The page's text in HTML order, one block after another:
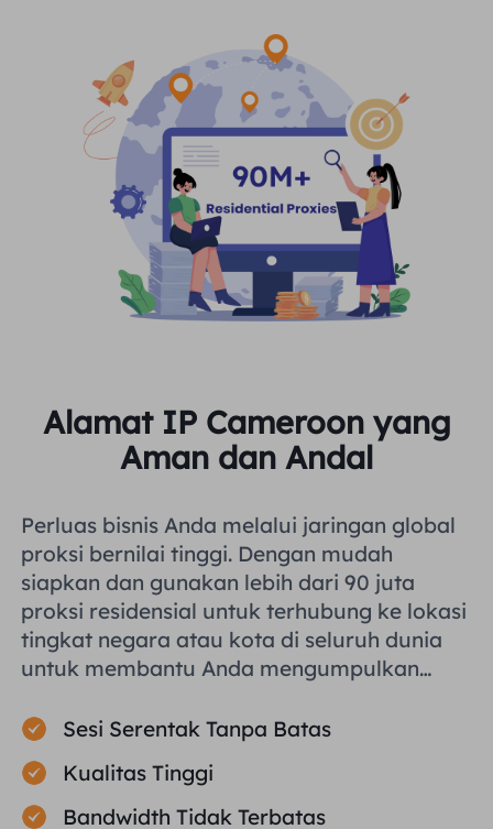
Alamat IP Cameroon yang
Aman dan Andal
Perluas bisnis Anda melalui jaringan global
proksi bernilai tinggi. Dengan mudah
siapkan dan gunakan lebih dari 90 juta
proksi residensial untuk terhubung ke lokasi
tingkat negara atau kota di seluruh dunia
untuk membantu Anda mengumpulkan
Sesi Serentak Tanpa Batas
Kualitas Tinggi
Bandwidth Tidak Terbatas